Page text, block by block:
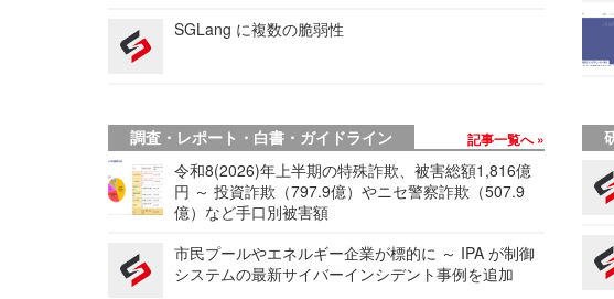
SGLang に複数の脆弱性
調査・レポート・白書・ガイドライン 記事一覧へ
令和8(2026)年上半期の特殊詐欺、被害総額1,816億
円 ～ 投資詐欺（797.9億）やニセ警察詐欺（507.9
億）など手口別被害額
市民プールやエネルギー企業が標的に ～ IPA が制御
システムの最新サイバーインシデント事例を追加